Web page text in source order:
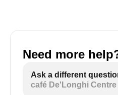
Need more
Ask a different
café De'Longhi